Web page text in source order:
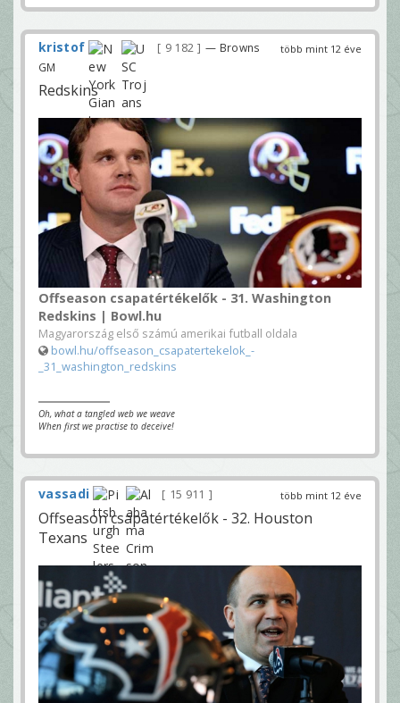
több mint 12 éve
kristof 9 182
— Browns
GM
Redskins
Offseason csapatértékelők - 31. Washington
Redskins | Bowl.hu
Magyarország első számú amerikai futball oldala
bowl.hu/offseason_csapatertekelok_-
_31_washington_redskins
Oh, what a tangled web we weave
When first we practise to deceive!
több mint 12 éve
vassadi 15 911
Offseason csapatértékelők - 32. Houston
Texans